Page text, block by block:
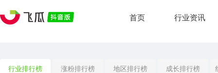
首页 行业资讯
行业排行榜 涨粉排行榜 地区排行榜 成长排行榜